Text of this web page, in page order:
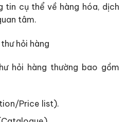
cụ thể về hàng hóa, dịch
tâm.
hỏi hàng thường bao gồm
Price list).